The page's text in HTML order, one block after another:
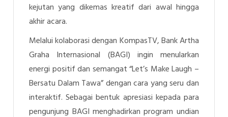
kejutan yang dikemas kreatif dari awal hingga
akhir acara.
Melalui kolaborasi dengan KompasTV, Bank Artha
Graha Internasional (BAGI) ingin menularkan
energi positif dan semangat “Let’s Make Laugh –
Bersatu Dalam Tawa” dengan cara yang seru dan
interaktif. Sebagai bentuk apresiasi kepada para
pengunjung BAGI menghadirkan program undian